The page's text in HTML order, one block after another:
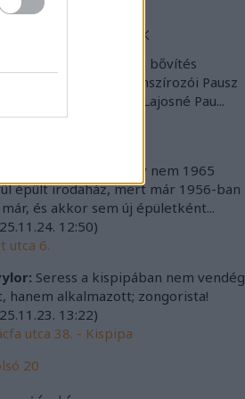
kommentek
Az 1898-as bővítés
és pénzügyi finanszírozói Pausz
joghallgató, Leipold Lajosné Pau...
09:13
Biztos, hogy nem 1965
épült irodaház, mert már 1956-ban
és akkor sem új épületként...
12:50)
utca 6.
Seress a kispipában nem vendég
hanem alkalmazott; zongorista!
13:22)
utca 38. - Kispipa
20